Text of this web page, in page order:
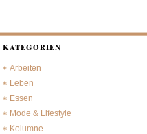
KATEGORIEN
Arbeiten
Leben
Essen
Mode & Lifestyle
Kolumne